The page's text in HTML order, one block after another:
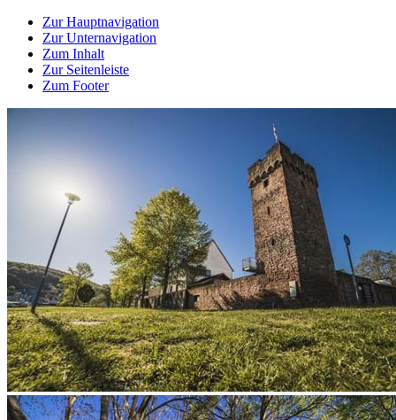
Zur Hauptnavigation
Zur Unternavigation
Zum Inhalt
Zur Seitenleiste
Zum Footer